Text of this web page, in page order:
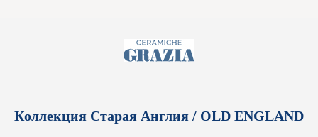
Коллекция Старая Англия / OLD ENGLAND